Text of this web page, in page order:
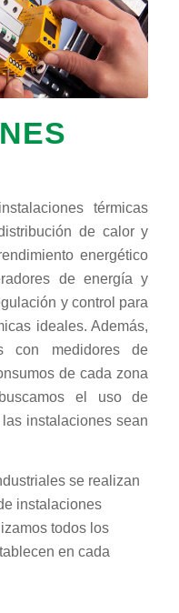
térmicas
de calor y
energético
de energía y
y control para
ideales. Además,
con medidores de
de cada zona
el uso de
instalaciones sean
se realizan
instalaciones
todos los
en cada